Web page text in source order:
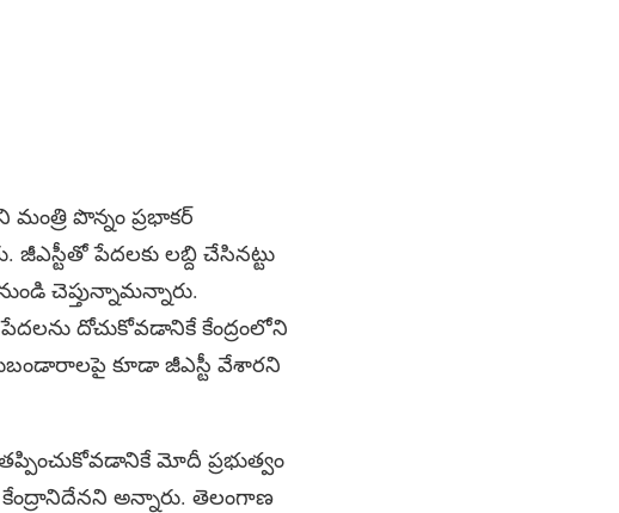
పొన్నం ప్రభాకర్
జీఎస్టీతో పేదలకు లబ్ది చేసినట్టు
చెప్తున్నామన్నారు.
దోచుకోవడానికే కేంద్రంలోని
కూడా జీఎస్టీ వేశారని
మోదీ ప్రభుత్వం
కేంద్రానిదేనని అన్నారు. తెలంగాణ